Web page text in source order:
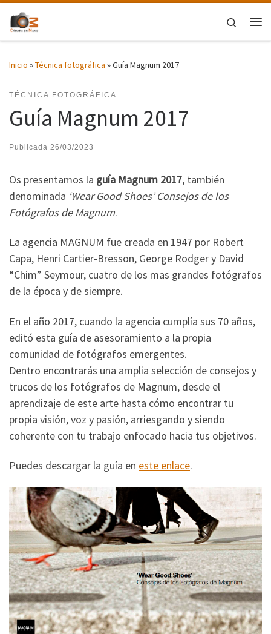
Saltar al contenido
Search
Inicio »Técnica fotográfica »Guía Magnum 2017
TÉCNICA FOTOGRÁFICA
Guía Magnum 2017
Publicada 26/03/2023
Os presentamos la guía Magnum 2017, también
denominada ‘Wear Good Shoes’ Consejos de los
Fotógrafos de Magnum.
La agencia MAGNUM fue creada en 1947 por Robert
Capa, Henri Cartier-Bresson, George Rodger y David
“Chim” Seymour, cuatro de los mas grandes fotógrafos
de la época y de siempre.
En el año 2017, cuando la agencia cumplía sus 70 años,
editó esta guía de asesoramiento a la propia
comunidad de fotógrafos emergentes.
Dentro encontrarás una amplia selección de consejos y
trucos de los fotógrafos de Magnum, desde el
aprendizaje de este arte hasta cómo encontrar tu
propia visión, voz y pasión, arriesgando y siendo
coherente con tu trabajo enfocado hacia tus objetivos.
Puedes descargar la guía en este enlace.